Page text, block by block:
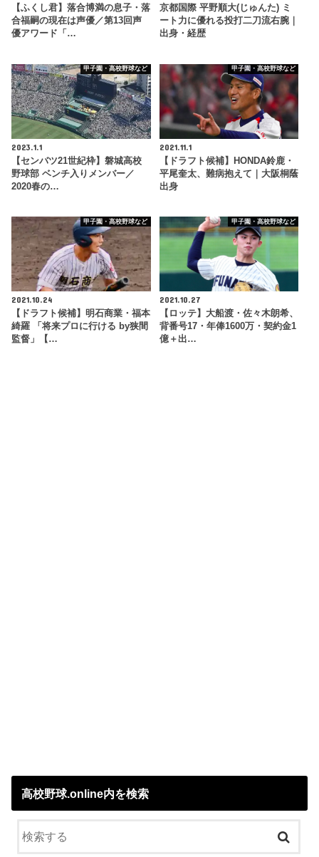
【ふくし君】落合博満の息子・落
合福嗣の現在は声優／第13回声
優アワード「…
京都国際 平野順大(じゅんた) ミ
ート力に優れる投打二刀流右腕｜
出身・経歴
甲子園・高校野球など
2023.1.1
【センバツ21世紀枠】磐城高校
野球部 ベンチ入りメンバー／
2020春の…
甲子園・高校野球など
2021.11.1
【ドラフト候補】HONDA鈴鹿・
平尾奎太、難病抱えて｜大阪桐蔭
出身
甲子園・高校野球など
2021.10.24
【ドラフト候補】明石商業・福本
綺羅 「将来プロに行ける by狭間
監督」【…
甲子園・高校野球など
2021.10.27
【ロッテ】大船渡・佐々木朗希、
背番号17・年俸1600万・契約金1
億＋出…
高校野球.online内を検索